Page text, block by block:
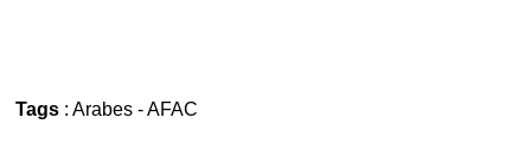
Tags: Arabes-AFAC